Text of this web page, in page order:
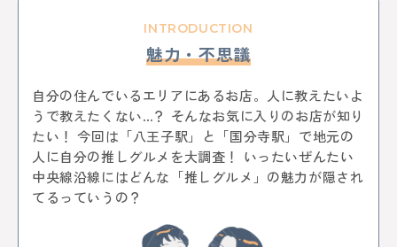
農業 小金井市 西国分寺
中央線からはじまるしぇ 立川市
中央線と暮らす〇〇な人
企業
地域活性化
中央線の魅力発見
辛い物
とんがらしフェスタ
家具
雑貨 リノベーション 模様替え
食器
美術館
国分寺 西荻窪 パンまつり
桜
フォトスポット
街歩き
中央線ビールフェスティバル
ビール
グルメ
INTRODUCTION
魅力・不思議
自分の住んでいるエリアにあるお店。人に教えたいよ
うで教えたくない…？ そんなお気に入りのお店が知り
たい！ 今回は「八王子駅」と「国分寺駅」で地元の
人に自分の推しグルメを大調査！ いったいぜんたい
中央線沿線にはどんな「推しグルメ」の魅力が隠され
てるっていうの？